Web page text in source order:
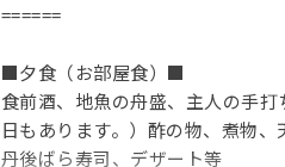
======
■夕食（お部屋食）■
食前酒、地魚の舟盛、主人の手
日もあります。）酢の物、煮物
丹後ばら寿司、デザート等